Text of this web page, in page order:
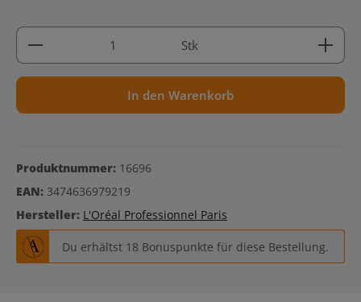
Produkt Anzahl: Gib den gewünschten Wert ein
Stk
In den Warenkorb
Produktnummer: 16696
EAN: 3474636979219
Hersteller: L'Oréal Professionnel Paris
Du erhältst 18 Bonuspunkte für diese Bestellung.